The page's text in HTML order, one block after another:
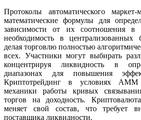
Протоколы автоматического маркет-
математические формулы для
зависимости от их соотношения в
необходимость в централизованных
делая торговлю полностью
всех. Участники могут выбирать
концентрируя ликвидность в
диапазонах для повышения
Криптотрейдинг в условиях AMM
механики работы кривых
торгов на доходность.
меняет свой состав, что требует
поставщика ликвидности.